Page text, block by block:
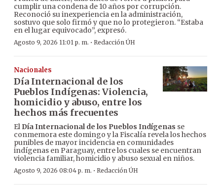
cumplir una condena de 10 años por corrupción.
Reconoció su inexperiencia en la administración,
sostuvo que solo firmó y que no lo protegieron. “Estaba
en el lugar equivocado”, expresó.
Agosto 9, 2026 11:01 p. m. · Redacción ÚH
Nacionales
Día Internacional de los
Pueblos Indígenas: Violencia,
homicidio y abuso, entre los
hechos más frecuentes
El Día Internacional de los Pueblos Indígenas se
conmemora este domingo y la Fiscalía revela los hechos
punibles de mayor incidencia en comunidades
indígenas en Paraguay, entre los cuales se encuentran
violencia familiar, homicidio y abuso sexual en niños.
Agosto 9, 2026 08:04 p. m. · Redacción ÚH